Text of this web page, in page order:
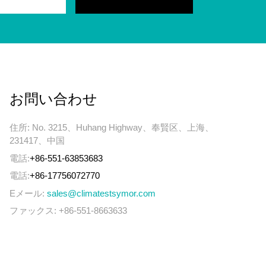
お問い合わせ
住所: No. 3215、Huhang Highway、奉賢区、上海、
231417、中国
電話:+86-551-63853683
電話:+86-17756072770
Eメール: sales@climatestsymor.com
ファックス: +86-551-8663633